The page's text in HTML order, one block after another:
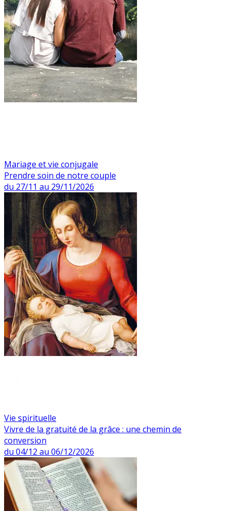
Mariage et vie conjugale
Prendre soin de notre couple
du 27/11 au 29/11/2026
Vie spirituelle
Vivre de la gratuité de la grâce : une chemin de
conversion
du 04/12 au 06/12/2026